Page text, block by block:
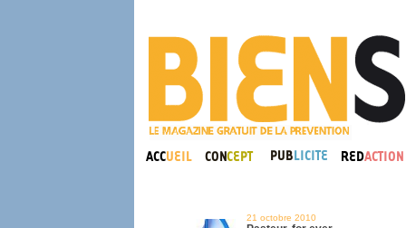
21 octobre 2010